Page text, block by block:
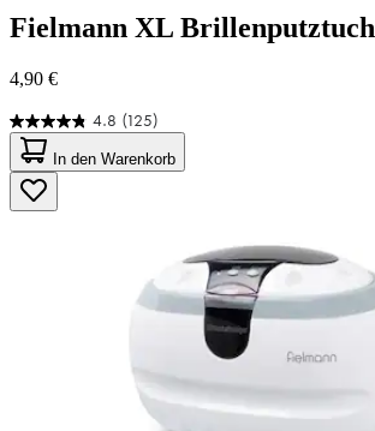
Fielmann XL Brillenputztuch
4,90 €
4.8 (125)
4.8
von
5
Sternen.
125
In den Warenkorb